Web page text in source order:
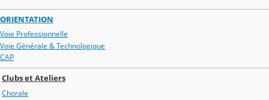
ORIENTATION
Voie Professionnelle
Voie Générale & Technologique
CAP
Clubs et Ateliers
Chorale